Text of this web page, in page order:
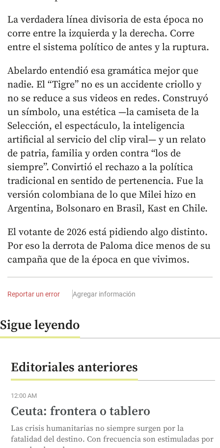
La verdadera línea divisoria de esta época no
corre entre la izquierda y la derecha. Corre
entre el sistema político de antes y la ruptura.
Abelardo entendió esa gramática mejor que
nadie. El “Tigre” no es un accidente criollo y
no se reduce a sus videos en redes. Construyó
un símbolo, una estética —la camiseta de la
Selección, el espectáculo, la inteligencia
artificial al servicio del clip viral— y un relato
de patria, familia y orden contra “los de
siempre”. Convirtió el rechazo a la política
tradicional en sentido de pertenencia. Fue la
versión colombiana de lo que Milei hizo en
Argentina, Bolsonaro en Brasil, Kast en Chile.
El votante de 2026 está pidiendo algo distinto.
Por eso la derrota de Paloma dice menos de su
campaña que de la época en que vivimos.
Reportar un error Agregar información
Sigue leyendo
Editoriales anteriores
12:00 AM
Ceuta: frontera o tablero
Las crisis humanitarias no siempre surgen por la
fatalidad del destino. Con frecuencia son estimuladas por